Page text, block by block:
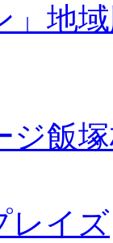
」地
ジ飯
レイズ